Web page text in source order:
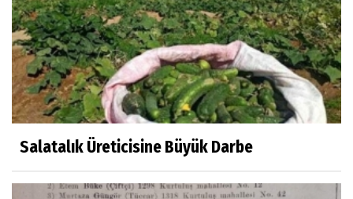
Prof.Dr.Ayşe İLKER
Adı Sanı Olmak
Eylül SEYHAN
Gezerken Zamanın Kollarındaki Ruhuma
Rastlamak
Yaşar ATLI
Salatalık Üreticisine Büyük Darbe